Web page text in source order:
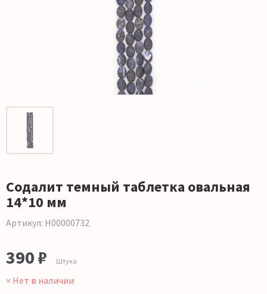
Содалит темный таблетка овальная
14*10 мм
Артикул: Н00000732
390 ₽ Штука
× Нет в наличии